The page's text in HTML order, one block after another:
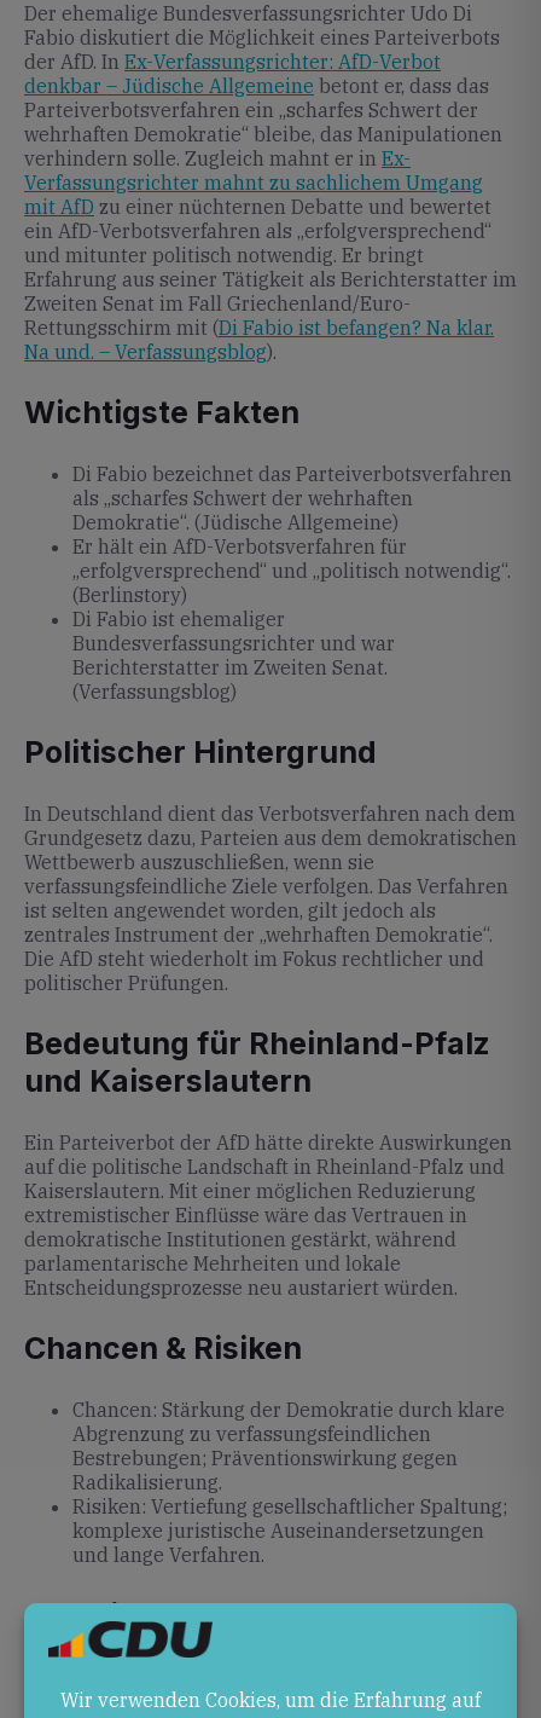
Der ehemalige Bundesverfassungsrichter Udo Di
Fabio diskutiert die Möglichkeit eines Parteiverbots
der AfD. In Ex-Verfassungsrichter: AfD-Verbot
denkbar – Jüdische Allgemeine betont er, dass das
Parteiverbotsverfahren ein „scharfes Schwert der
wehrhaften Demokratie“ bleibe, das Manipulationen
verhindern solle. Zugleich mahnt er in Ex-
Verfassungsrichter mahnt zu sachlichem Umgang
mit AfD zu einer nüchternen Debatte und bewertet
ein AfD-Verbotsverfahren als „erfolgversprechend“
und mitunter politisch notwendig. Er bringt
Erfahrung aus seiner Tätigkeit als Berichterstatter im
Zweiten Senat im Fall Griechenland/Euro-
Rettungsschirm mit (Di Fabio ist befangen? Na klar.
Na und. – Verfassungsblog).
Wichtigste Fakten
Di Fabio bezeichnet das Parteiverbotsverfahren
als „scharfes Schwert der wehrhaften
Demokratie“. (Jüdische Allgemeine)
Er hält ein AfD-Verbotsverfahren für
„erfolgversprechend“ und „politisch notwendig“.
(Berlinstory)
Di Fabio ist ehemaliger
Bundesverfassungsrichter und war
Berichterstatter im Zweiten Senat.
(Verfassungsblog)
Politischer Hintergrund
In Deutschland dient das Verbotsverfahren nach dem
Grundgesetz dazu, Parteien aus dem demokratischen
Wettbewerb auszuschließen, wenn sie
verfassungsfeindliche Ziele verfolgen. Das Verfahren
ist selten angewendet worden, gilt jedoch als
zentrales Instrument der „wehrhaften Demokratie“.
Die AfD steht wiederholt im Fokus rechtlicher und
politischer Prüfungen.
Bedeutung für Rheinland-Pfalz
und Kaiserslautern
Ein Parteiverbot der AfD hätte direkte Auswirkungen
auf die politische Landschaft in Rheinland-Pfalz und
Kaiserslautern. Mit einer möglichen Reduzierung
extremistischer Einflüsse wäre das Vertrauen in
demokratische Institutionen gestärkt, während
parlamentarische Mehrheiten und lokale
Entscheidungsprozesse neu austariert würden.
Chancen & Risiken
Chancen: Stärkung der Demokratie durch klare
Abgrenzung zu verfassungsfeindlichen
Bestrebungen; Präventionswirkung gegen
Radikalisierung.
Risiken: Vertiefung gesellschaftlicher Spaltung;
komplexe juristische Auseinandersetzungen
und lange Verfahren.
Ausblick
eingeleitet wird, bleibt offen. Die Debatte um das